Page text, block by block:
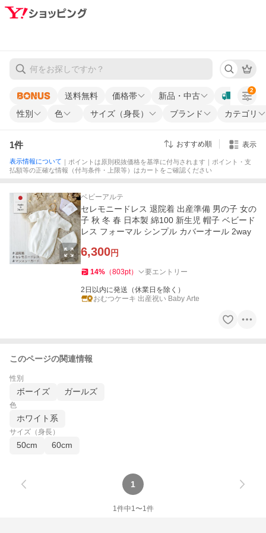
送料無料 価格帯
新品・中古
性別
色 サイズ（身長） ブランド カテゴリ
2
1件 おすすめ順 表示
表示情報について ｜ポイントは原則税抜価格を基準に付与されます｜ポイント・支
払額等の正確な情報（付与条件・上限等）はカートをご確認ください
ベビーアルテ
セレモニードレス 退院着 出産準備 男の子 女の
子 秋 冬 春 日本製 綿100 新生児 帽子 ベビード
レス フォーマル シンプル カバーオール 2way
6,300円
14% （803pt） 要エントリー
2日以内に発送（休業日を除く）
おむつケーキ 出産祝い Baby Arte
このページの関連情報
性別
ボーイズ ガールズ
色
ホワイト系
サイズ（身長）
50cm 60cm
1
1件中1〜1件